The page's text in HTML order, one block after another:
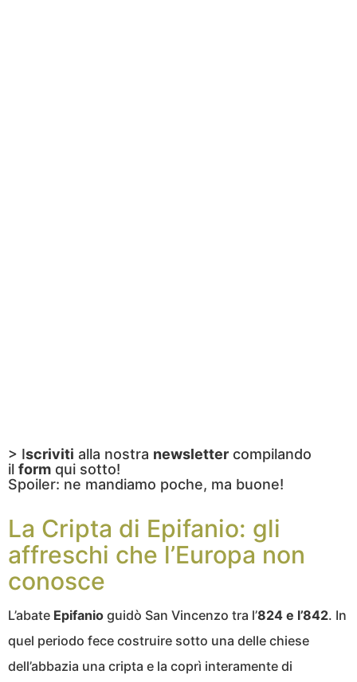
> Iscriviti alla nostra newsletter compilando
il form qui sotto!
Spoiler: ne mandiamo poche, ma buone!
La Cripta di Epifanio: gli
affreschi che l’Europa non
conosce
L’abate Epifanio guidò San Vincenzo tra l’824 e l’842. In
quel periodo fece costruire sotto una delle chiese
dell’abbazia una cripta e la coprì interamente di